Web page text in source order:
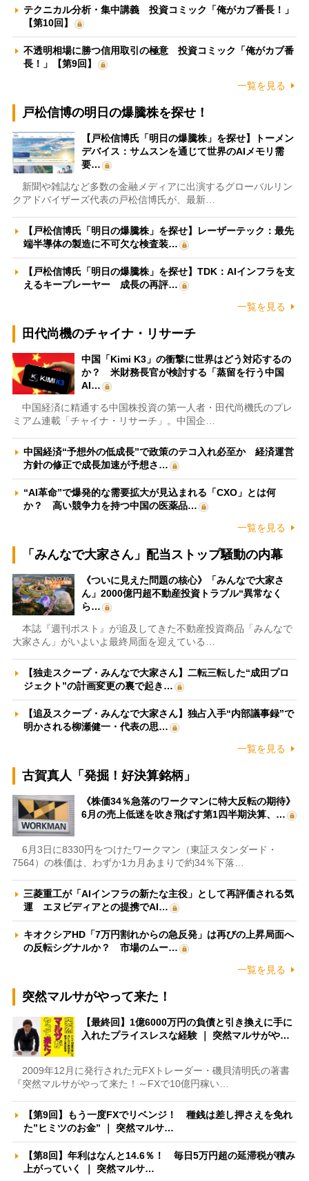
テクニカル分析・集中講義 投資コミック「俺がカブ番長！」
【第10回】
不透明相場に勝つ信用取引の極意 投資コミック「俺がカブ番
長！」【第9回】
一覧を見る
戸松信博の明日の爆騰株を探せ！
【戸松信博氏「明日の爆騰株」を探せ】トーメン
デバイス：サムスンを通じて世界のAIメモリ需
要…
新聞や雑誌など多数の金融メディアに出演するグローバルリン
クアドバイザーズ代表の戸松信博氏が、最新…
【戸松信博氏「明日の爆騰株」を探せ】レーザーテック：最先
端半導体の製造に不可欠な検査装…
【戸松信博氏「明日の爆騰株」を探せ】TDK：AIインフラを支
えるキープレーヤー 成長の再評…
一覧を見る
田代尚機のチャイナ・リサーチ
中国「Kimi K3」の衝撃に世界はどう対応するの
か？ 米財務長官が検討する「蒸留を行う中国
AI…
中国経済に精通する中国株投資の第一人者・田代尚機氏のプレ
ミアム連載「チャイナ・リサーチ」。中国企…
中国経済“予想外の低成長”で政策のテコ入れ必至か 経済運営
方針の修正で成長加速が予想さ…
“AI革命”で爆発的な需要拡大が見込まれる「CXO」とは何
か？ 高い競争力を持つ中国の医薬品…
一覧を見る
「みんなで大家さん」配当ストップ騒動の内幕
《ついに見えた問題の核心》「みんなで大家さ
ん」2000億円超不動産投資トラブル“異常なく
ら…
本誌『週刊ポスト』が追及してきた不動産投資商品「みんなで
大家さん」がいよいよ最終局面を迎えている…
【独走スクープ・みんなで大家さん】二転三転した“成田プロ
ジェクト”の計画変更の裏で起き…
【追及スクープ・みんなで大家さん】独占入手“内部議事録”で
明かされる柳瀬健一・代表の思…
一覧を見る
古賀真人「発掘！好決算銘柄」
《株価34％急落のワークマンに特大反転の期待》
6月の売上低迷を吹き飛ばす第1四半期決算、…
6月3日に8330円をつけたワークマン（東証スタンダード・
7564）の株価は、わずか1カ月あまりで約34％下落…
三菱重工が「AIインフラの新たな主役」として再評価される気
運 エヌビディアとの提携でAI…
キオクシアHD「7万円割れからの急反発」は再びの上昇局面へ
の反転シグナルか？ 市場のムー…
一覧を見る
突然マルサがやって来た！
【最終回】1億6000万円の負債と引き換えに手に
入れたプライスレスな経験 ｜ 突然マルサがや…
2009年12月に発行された元FXトレーダー・磯貝清明氏の著書
『突然マルサがやって来た！～FXで10億円稼い…
【第9回】もう一度FXでリベンジ！ 種銭は差し押さえを免れ
た”ヒミツのお金” ｜ 突然マルサ…
【第8回】年利はなんと14.6％！ 毎日5万円超の延滞税が積み
上がっていく ｜ 突然マルサ…